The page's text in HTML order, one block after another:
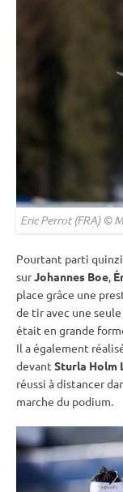
Eric Perrot (FRA) ©
Pourtant parti
surJohannes Boe,
place grâce une
de tiravec une
était en grande
Il a également
devant Sturla Holm
réussi à distancer
marche du podium.